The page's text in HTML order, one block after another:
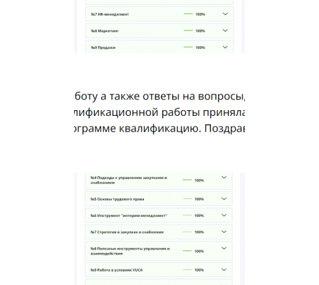
или напишите нам прямо сейчас
В России Telegram и WhatsApp блокируют -
сообщения могут не дойти.
Написать в WhatsApp